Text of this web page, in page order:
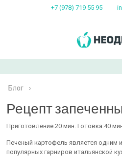
+7 (978) 719 55 95
Блог ›
Рецепт
Приготовление:20 мин. Готовка:40
Печеный картофель является одним
популярных гарниров итальянской